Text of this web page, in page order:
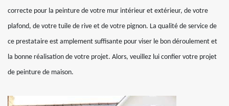
correcte pour la peinture de votre mur intérieur et extérieur, de votre
plafond, de votre tuile de rive et de votre pignon. La qualité de service de
ce prestataire est amplement suffisante pour viser le bon déroulement et
la bonne réalisation de votre projet. Alors, veuillez lui confier votre projet
de peinture de maison.